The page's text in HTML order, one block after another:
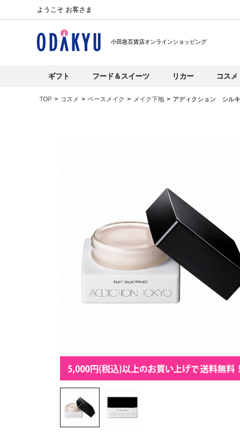
ようこそ お客さま
小田急百貨店オンラインショッピング
ギフト フード＆スイーツ リカー コスメ
TOP コスメ ベースメイク メイク下地 アディクション シル